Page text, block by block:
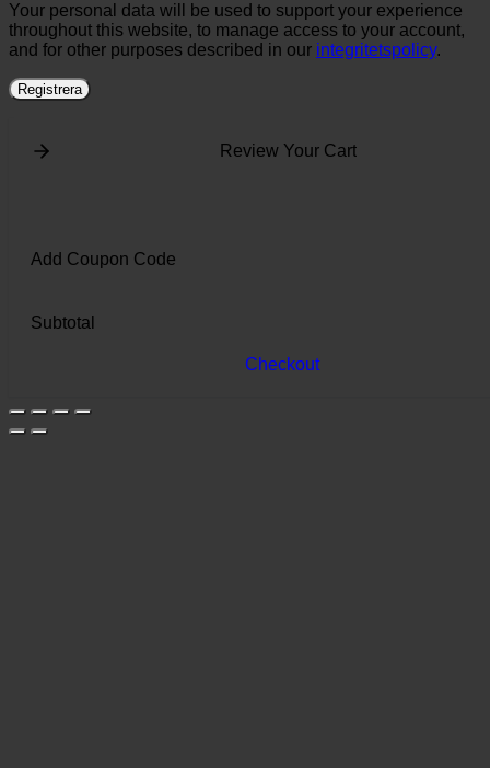
Your personal data will be used to support your experience
throughout this website, to manage access to your account,
and for other purposes described in our integritetspolicy.
Registrera
Review Your Cart
Add Coupon Code
Subtotal
Checkout